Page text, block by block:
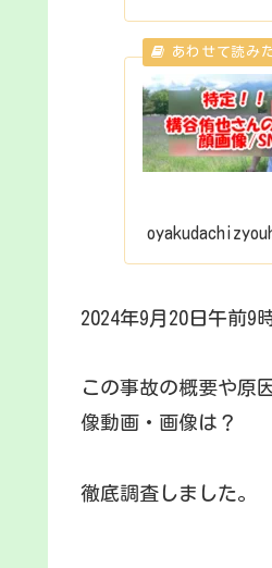
2024年9月20日午前9
この事故の概要や
像動画・画像は？
徹底調査しました。